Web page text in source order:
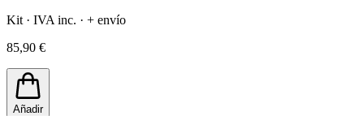
Kit · IVA inc. · + envío
85,90 €
Añadir